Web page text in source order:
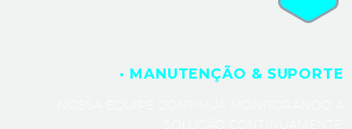
· MANUTENÇÃO & SUPORTE